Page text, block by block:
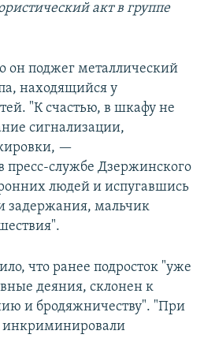
акт в группе
он поджег металлический
находящийся у
"К счастью, в шкафу не
сигнализации,
—
пресс-службе Дзержинского
людей и испугавшись
задержания, мальчик
что ранее подросток "уже
деяния, склонен к
и бродяжничеству". "При
инкриминировали